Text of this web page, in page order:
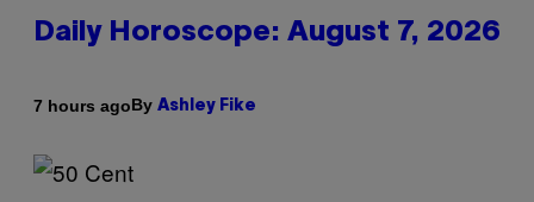
Daily Horoscope: August 7, 2026
7 hours agoBy Ashley Fike